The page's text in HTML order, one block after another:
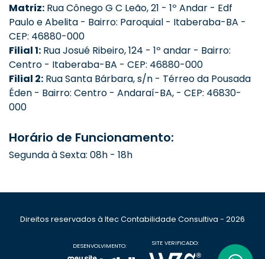
Matriz: Rua Cônego G C Leão, 21 - 1º Andar - Edf
Paulo e Abelita - Bairro: Paroquial - Itaberaba-BA -
CEP: 46880-000
Filial 1: Rua Josué Ribeiro, 124 - 1º andar - Bairro:
Centro - Itaberaba-BA - CEP: 46880-000
Filial 2: Rua Santa Bárbara, s/n - Térreo da Pousada
Éden - Bairro: Centro - Andaraí-BA, - CEP: 46830-
000
Horário de Funcionamento:
Segunda à Sexta: 08h - 18h
Direitos reservados à Itec Contabilidade Consultiva - 2026
DESENVOLVIMENTO: SITE VERIFICADO: